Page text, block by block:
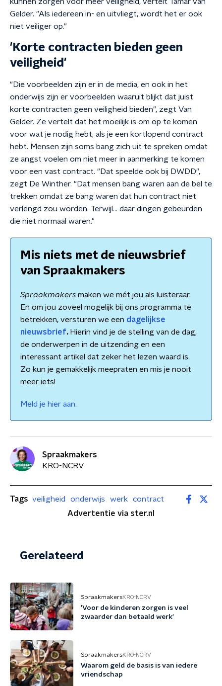
Gelder. "Als iedereen in- en uitvliegt, wordt het er ook
niet veiliger op."
'Korte contracten bieden geen
veiligheid'
"Die voorbeelden zijn er in de media, en ook in het
onderwijs zijn er voorbeelden waaruit blijkt dat juist
korte contracten geen veiligheid bieden", zegt Van
Gelder. Ze vertelt dat het moeilijk is om op te komen
voor wat je nodig hebt, als je een kortlopend contract
hebt. Mensen zijn soms bang zich uit te spreken omdat
ze angst voelen om niet meer in aanmerking te komen
voor een vast contract. "Dat speelde ook bij DWDD",
zegt De Winther. "Dat mensen bang waren aan de bel te
trekken omdat ze bang waren dat hun contract niet
verlengd zou worden. Terwijl... daar dingen gebeurden
die niet normaal waren."
Mis niets met de nieuwsbrief
van Spraakmakers
Spraakmakers maken we mét jou als luisteraar.
En om jou zoveel mogelijk bij ons programma te
betrekken, versturen we een dagelijkse
nieuwsbrief.Hierin vind je de stelling van de dag,
de onderwerpen in de uitzending en een
interessant artikel dat zeker het lezen waard is.
Zo kun je gemakkelijk meepraten en mis je nooit
meer iets!
Meld je hier aan.
Spraakmakers
KRO-NCRV
Tags veiligheid onderwijs werk
contract
Advertentie via ster.nl
Gerelateerd
SpraakmakersKRO-NCRV
'Voor de kinderen zorgen is veel
zwaarder dan betaald werk'
SpraakmakersKRO-NCRV
Waarom geld de basis is van iedere
vriendschap